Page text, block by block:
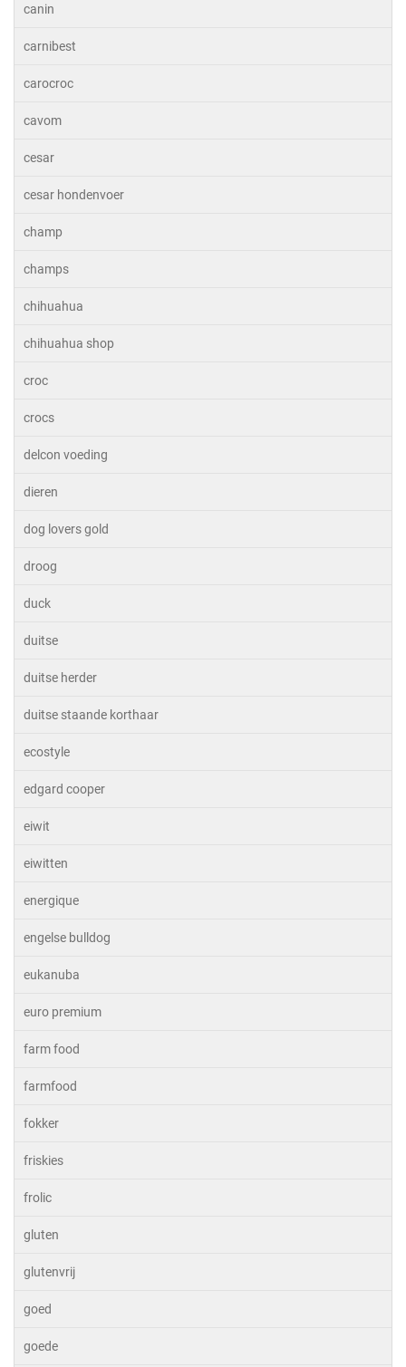
canin
carnibest
carocroc
cavom
cesar
cesar hondenvoer
champ
champs
chihuahua
chihuahua shop
croc
crocs
delcon voeding
dieren
dog lovers gold
droog
duck
duitse
duitse herder
duitse staande korthaar
ecostyle
edgard cooper
eiwit
eiwitten
energique
engelse bulldog
eukanuba
euro premium
farm food
farmfood
fokker
friskies
frolic
gluten
glutenvrij
goed
goede